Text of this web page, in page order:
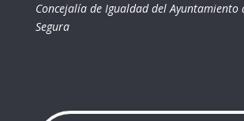
Concejalía de Igualdad del Ayuntamiento
Segura